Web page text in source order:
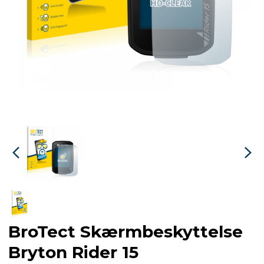
BroTect Skærmbeskyttelse
Bryton Rider 15